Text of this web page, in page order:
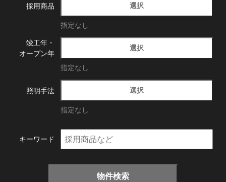
採用商品 選択
指定なし
竣工年・
オープン年
選択
指定なし
照明手法 選択
指定なし
キーワード
物件検索